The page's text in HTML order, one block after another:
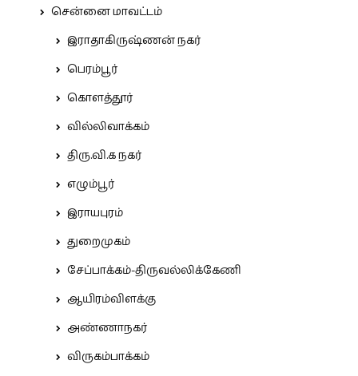
சென்னை மாவட்டம்
இராதாகிருஷ்ணன் நகர்
பெரம்பூர்
கொளத்தூர்
வில்லிவாக்கம்
திரு.வி.க நகர்
எழும்பூர்
இராயபுரம்
துறைமுகம்
சேப்பாக்கம்-திருவல்லிக்கேணி
ஆயிரம்விளக்கு
அண்ணாநகர்
விருகம்பாக்கம்